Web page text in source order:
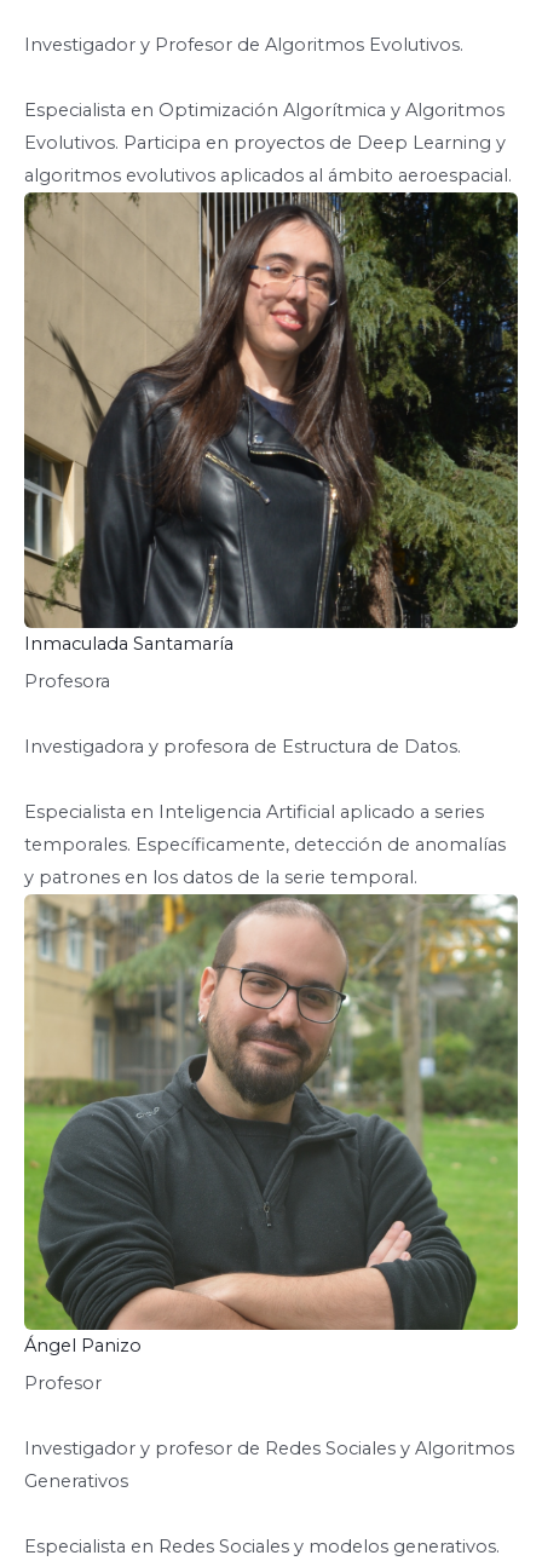
Investigador y Profesor de Algoritmos Evolutivos.
Especialista en Optimización Algorítmica y Algoritmos
Evolutivos. Participa en proyectos de Deep Learning y
algoritmos evolutivos aplicados al ámbito aeroespacial.
Inmaculada Santamaría
Profesora
Investigadora y profesora de Estructura de Datos.
Especialista en Inteligencia Artificial aplicado a series
temporales. Específicamente, detección de anomalías
y patrones en los datos de la serie temporal.
Ángel Panizo
Profesor
Investigador y profesor de Redes Sociales y Algoritmos
Generativos
Especialista en Redes Sociales y modelos generativos.